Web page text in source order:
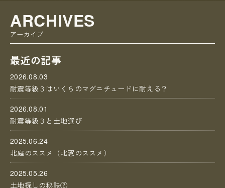
ARCHIVES
アーカイブ
最近の記事
2026.08.03
耐震等級３はいくらのマグニチュードに耐える？
2026.08.01
耐震等級３と土地選び
2025.06.24
北庭のススメ（北窓のススメ）
2025.05.26
土地探しの秘訣②